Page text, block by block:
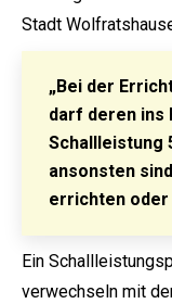
Stadt
„Bei der
darf deren ins
Schallleistung
ansonsten
errichten oder
Ein
verwechseln mit